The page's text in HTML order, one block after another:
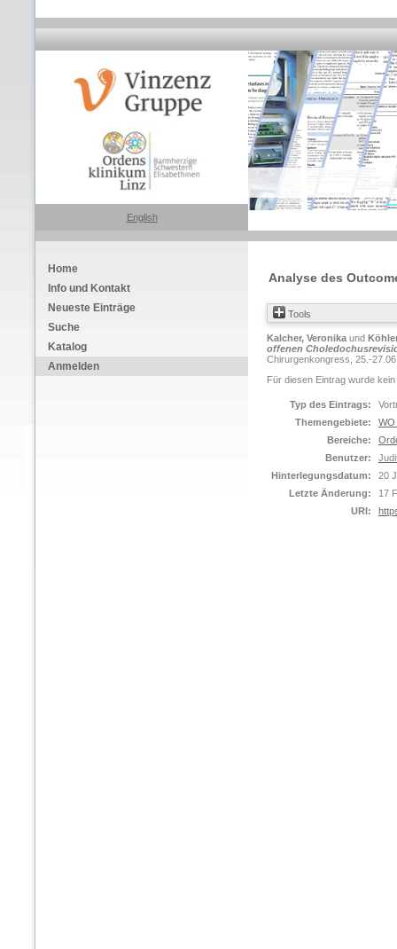
English
Home
Info und Kontakt
Neueste Einträge
Suche
Katalog
Anmelden
Analyse des
Tools
Kalcher, Veronika und
offenen
Chirurgenkongress, 25.-
Für diesen Eintrag wurde
Typ des Eintrags:
Themengebiete:
WO
Bereiche:
Benutzer:
Hinterlegungsdatum:
20
Letzte Änderung:
17
URI: